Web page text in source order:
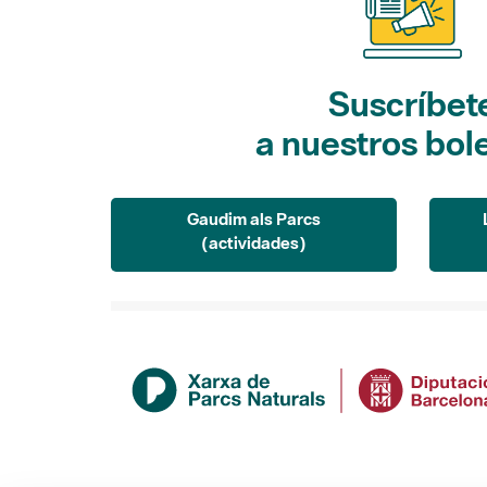
a nuestros
Gaudim als Parcs
(actividades)